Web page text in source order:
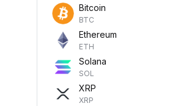
Bitcoin
BTC
Ethereum
ETH
Solana
SOL
XRP
XRP